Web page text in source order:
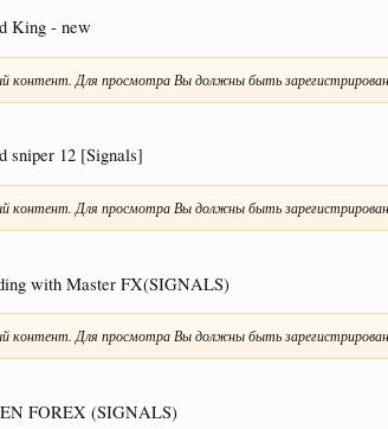
King - new
контент. Для просмотра Вы должны быть
sniper 12 [Signals]
контент. Для просмотра Вы должны быть
with Master FX(SIGNALS)
контент. Для просмотра Вы должны быть
FOREX (SIGNALS)